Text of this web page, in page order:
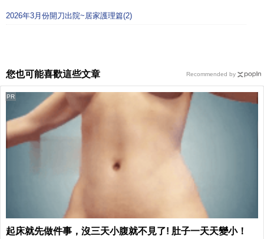
2026年3月份開刀出院~居家護理篇(2)
您也可能喜歡這些文章
起床就先做件事，沒三天小腹就不見了! 肚子一天天變小！
PR
Recommended by